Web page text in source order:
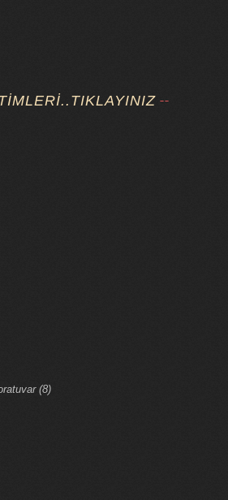
(8)